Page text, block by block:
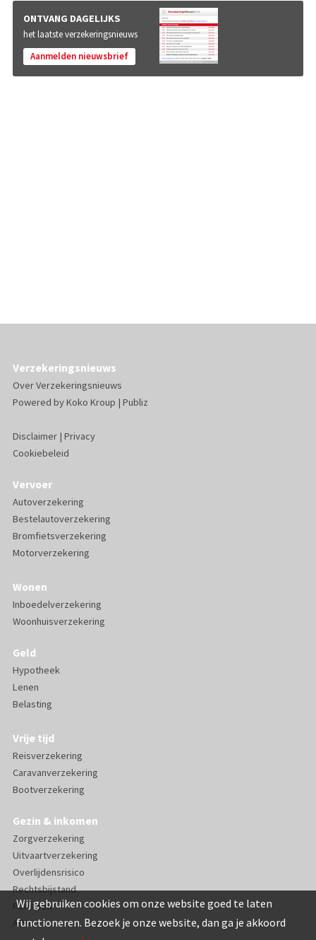
Wij gebruiken cookies om onze website goed te laten
functioneren. Bezoek je onze website, dan ga je akkoord
ONTVANG DAGELIJKS
het laatste verzekeringsnieuws
Aanmelden nieuwsbrief
Verzekeringsnieuws
Over Verzekeringsnieuws
Powered byKoko Kroup | Publiz
Disclaimer| Privacy
Cookiebeleid
Vervoer
Autoverzekering
Bestelautoverzekering
Bromfietsverzekering
Motorverzekering
Wonen
Inboedelverzekering
Woonhuisverzekering
Geld
Hypotheek
Lenen
Belasting
Vrije tijd
Reisverzekering
Caravanverzekering
Bootverzekering
Gezin & inkomen
Zorgverzekering
Uitvaartverzekering
Overlijdensrisico
Rechtsbijstand
Pensioen
AOV